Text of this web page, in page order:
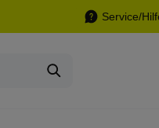
Service/